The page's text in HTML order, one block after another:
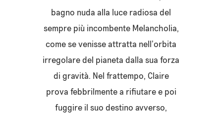
bagno nuda alla luce radiosa del
sempre più incombente Melancholia,
come se venisse attratta nell’orbita
irregolare del pianeta dalla sua forza
di gravità. Nel frattempo, Claire
prova febbrilmente a rifiutare e poi
fuggire il suo destino avverso,